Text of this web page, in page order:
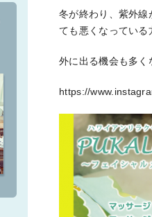
冬が終わり、紫外線
ても悪くなっている
外に出る機会も多く
https://